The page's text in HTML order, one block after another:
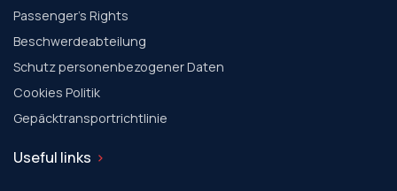
Passenger's Rights
Beschwerdeabteilung
Schutz personenbezogener Daten
Cookies Politik
Gepäcktransportrichtlinie
Useful links